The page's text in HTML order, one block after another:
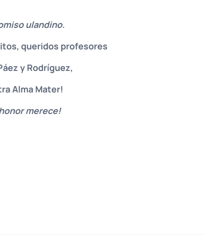
ulandino.
queridos profesores
y Rodríguez,
Alma Mater!
merece!